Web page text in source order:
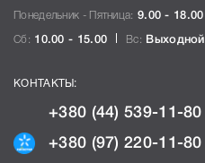
Понедельник - Пятница: 9.00 - 18.00
Сб: 10.00 - 15.00 Вс: Выходной
КОНТАКТЫ:
+380 (44) 539-11-80
+380 (97) 220-11-80